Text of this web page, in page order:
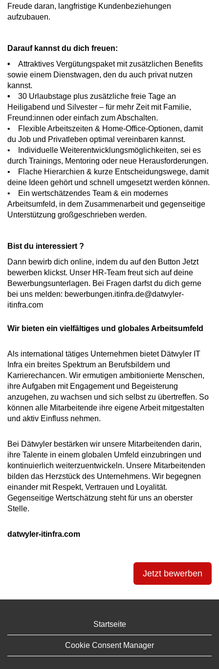
Freude daran, langfristige Kundenbeziehungen
aufzubauen.
Darauf kannst du dich freuen:
• Attraktives Vergütungspaket mit zusätzlichen Benefits
sowie einem Dienstwagen, den du auch privat nutzen
kannst.
• 30 Urlaubstage plus zusätzliche freie Tage an
Heiligabend und Silvester – für mehr Zeit mit Familie,
Freund:innen oder einfach zum Abschalten.
• Flexible Arbeitszeiten & Home-Office-Optionen, damit
du Job und Privatleben optimal vereinbaren kannst.
• Individuelle Weiterentwicklungsmöglichkeiten, sei es
durch Trainings, Mentoring oder neue Herausforderungen.
• Flache Hierarchien & kurze Entscheidungswege, damit
deine Ideen gehört und schnell umgesetzt werden können.
• Ein wertschätzendes Team & ein modernes
Arbeitsumfeld, in dem Zusammenarbeit und gegenseitige
Unterstützung großgeschrieben werden.
Bist du interessiert ?
Dann bewirb dich online, indem du auf den Button Jetzt
bewerben klickst. Unser HR-Team freut sich auf deine
Bewerbungsunterlagen. Bei Fragen darfst du dich gerne
bei uns melden: bewerbungen.itinfra.de@datwyler-
itinfra.com
Wir bieten ein vielfältiges und globales Arbeitsumfeld
Als international tätiges Unternehmen bietet Dätwyler IT
Infra ein breites Spektrum an Berufsbildern und
Karrierechancen. Wir ermutigen ambitionierte Menschen,
ihre Aufgaben mit Engagement und Begeisterung
anzugehen, zu wachsen und sich selbst zu übertreffen. So
können alle Mitarbeitende ihre eigene Arbeit mitgestalten
und aktiv Einfluss nehmen.
Bei Dätwyler bestärken wir unsere Mitarbeitenden darin,
ihre Talente in einem globalen Umfeld einzubringen und
kontinuierlich weiterzuentwickeln. Unsere Mitarbeitenden
bilden das Herzstück des Unternehmens. Wir begegnen
einander mit Respekt, Vertrauen und Loyalität.
Gegenseitige Wertschätzung steht für uns an oberster
Stelle.
datwyler-itinfra.com
Jetzt bewerben
Startseite
Cookie Consent Manager